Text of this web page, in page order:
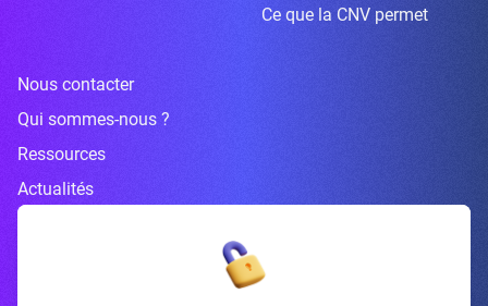
Ce que la CNV permet
Nous contacter
Qui sommes-nous ?
Ressources
Actualités
Inscrivez-vous à la newsletter